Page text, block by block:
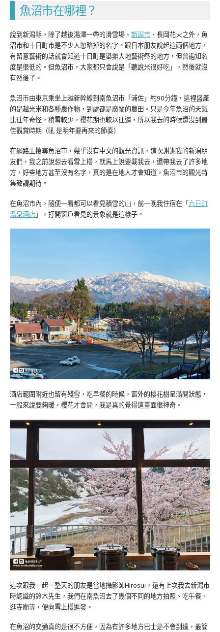
魚沼市在哪裡？
說到新潟縣，除了越後湯澤一帶的滑雪場、 新潟市 、長岡花火之外，魚
沼市和十日町市是不少人忽略掉的名字。跟日本朋友說起這兩個地方，
有留意藝術的話就會知道十日町是舉辦大地藝術祭的地方，但普遍知名
度是很低的。但魚沼市，大家都只會說是「聽說米很好吃」，然後就沒
有然後了。
魚沼市由東京乘坐上越新幹線到南魚沼市「浦佐」約90分鐘，這裡盛產
的是越光米和各種農作物，到處都是廣闊的農田。只是今年魚沼的天氣
比往年奇怪，積雪較少，櫻花期也較以往遲，所以我去的時候還沒到最
佳觀賞時期（吼 是明年要再來的節奏）
在網路上搜尋魚沼市，幾乎沒有中文的觀光資訊，這次謝謝我的新潟朋
友們，我之前說想去看雪上櫻，就馬上說要載我去，還帶我去了許多地
方，好些地方甚至沒有名字，真的是在地人才會知道，魚沼市的觀光特
集敬請期待。
在魚沼市內，隨便一看都可以看見積雪的山，前一晚我住宿在「六日町
溫泉酒店」，打開窗戶看見的景象就是這樣子。
酒店範圍附近也留有殘雪，吃早餐的時候，窗外的櫻花樹呈滿開狀態，
一般來說要夠暖，櫻花才會開，我是真的覺得這畫面很神奇。
這次跟我一起一整天的朋友是當地攝影師Hirosui，還有上次我去新潟市
時認識的鈴木先生，我們在南魚沼去了幾個不同的地方拍照、吃午餐、
逛寺廟等，便向雪上櫻進發。
在魚沼的交通真的是很不方便，因為有許多地方巴士是不會到達，最簡